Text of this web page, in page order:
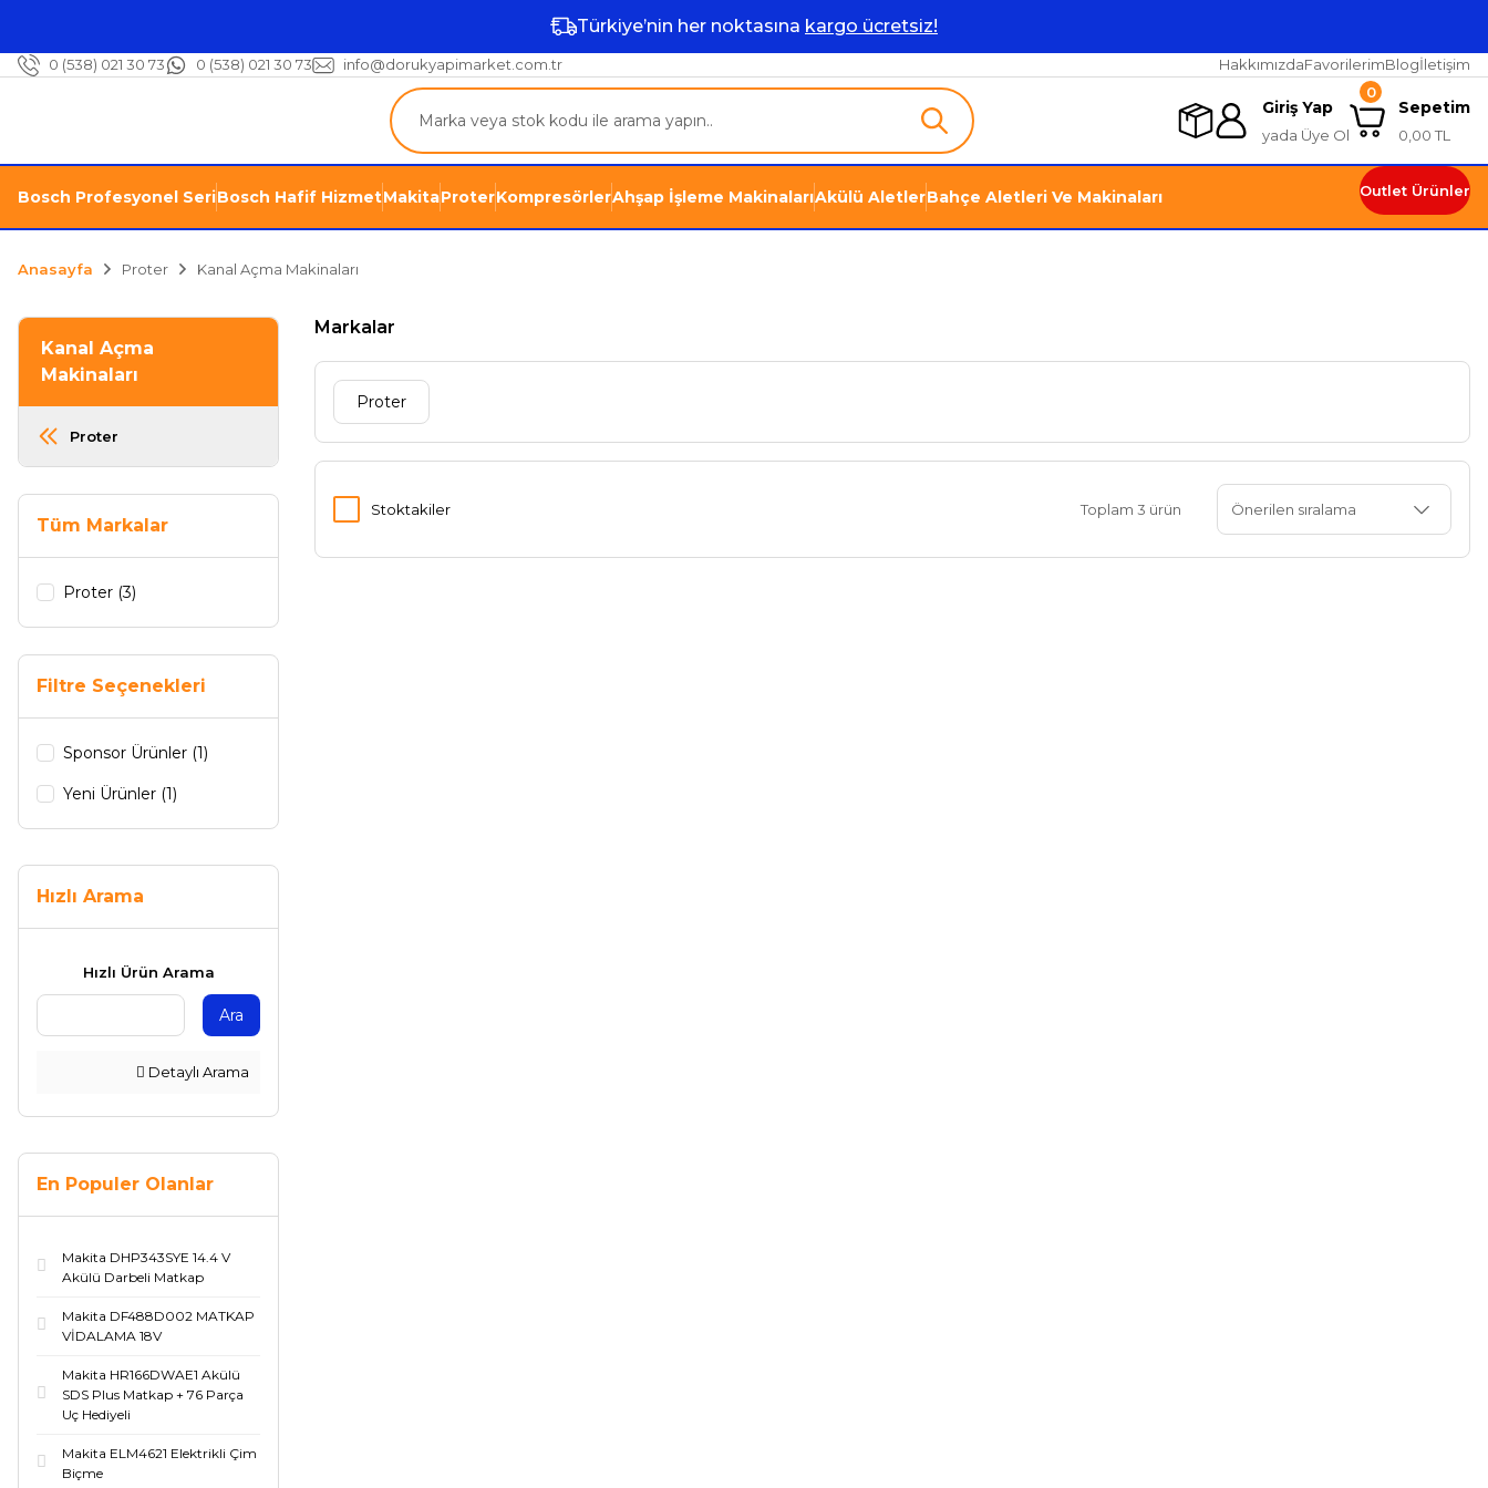
Türkiye’nin her noktasına kargo ücretsiz!
0 (538) 021 30 73 0 (538) 021 30 73 info@dorukyapimarket.com.tr HakkımızdaFavorilerimBlogİletişim
Giriş Yap
yada Üye Ol
0
Sepetim
0,00 TL
Bosch Profesyonel SeriBosch Hafif HizmetMakitaProterKompresörlerAhşap İşleme MakinalarıAkülü AletlerBahçe Aletleri Ve Makinaları Outlet Ürünler
Anasayfa Proter Kanal Açma Makinaları
Kanal Açma
Makinaları
Proter
Tüm Markalar
Proter (3)
Filtre Seçenekleri
Sponsor Ürünler (1)
Yeni Ürünler (1)
Hızlı Arama
Hızlı Ürün Arama
Ara
Detaylı Arama
En Populer Olanlar
Makita DHP343SYE 14.4 V
Akülü Darbeli Matkap
Makita DF488D002 MATKAP
VİDALAMA 18V
Makita HR166DWAE1 Akülü
SDS Plus Matkap + 76 Parça
Uç Hediyeli
Makita ELM4621 Elektrikli Çim
Biçme
Markalar
Proter
Stoktakiler Toplam 3 ürün